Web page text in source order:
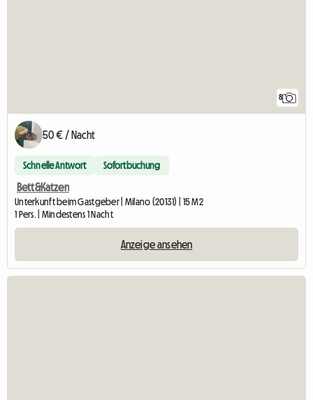
8
50 € / Nacht
Schnelle Antwort Sofortbuchung
Bett&Katzen
Unterkunft beim Gastgeber | Milano (20131) | 15 M2
1 Pers. | Mindestens 1 Nacht
Anzeige ansehen